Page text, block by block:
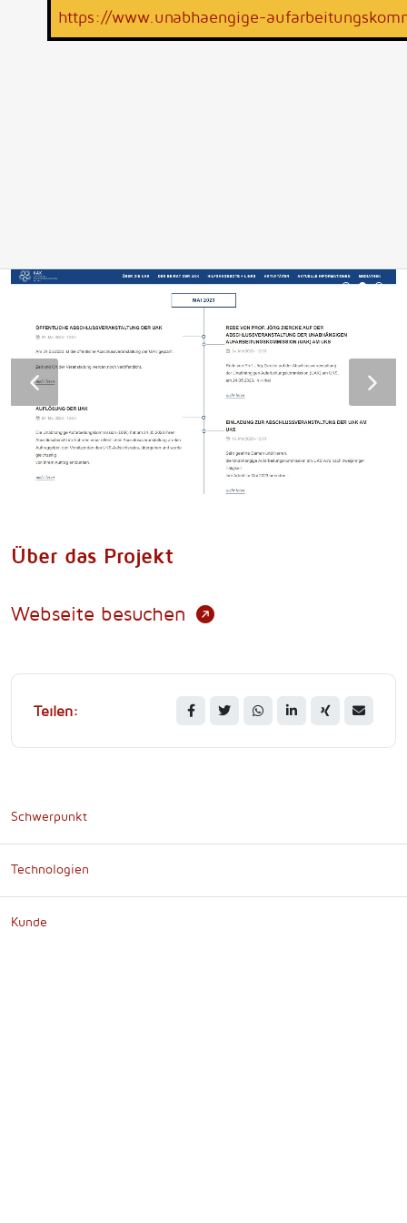
https://www.unabhaengige-
Über das Projekt
Webseite besuchen
Teilen:
Schwerpunkt
Technologien
Kunde